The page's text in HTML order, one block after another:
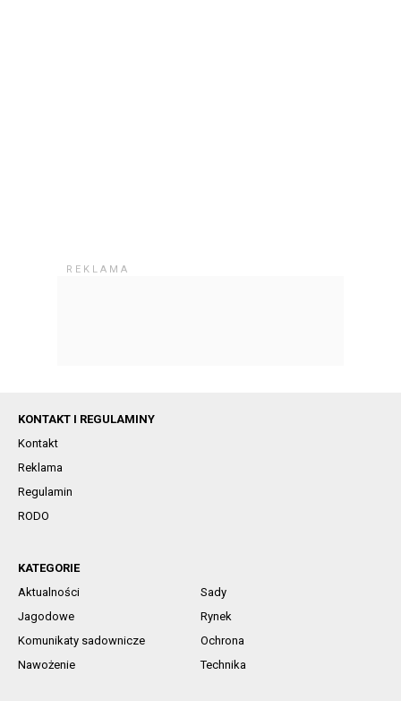
KONTAKT I REGULAMINY
Kontakt
Reklama
Regulamin
RODO
KATEGORIE
Aktualności
Sady
Jagodowe
Rynek
Komunikaty sadownicze
Ochrona
Nawożenie
Technika